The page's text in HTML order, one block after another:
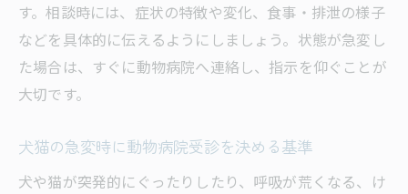
す。相談時には、症状の特徴や変化、食事・排泄の様子
などを具体的に伝えるようにしましょう。状態が急変し
た場合は、すぐに動物病院へ連絡し、指示を仰ぐことが
大切です。
犬猫の急変時に動物病院受診を決める基準
犬や猫が突発的にぐったりしたり、呼吸が荒くなる、け